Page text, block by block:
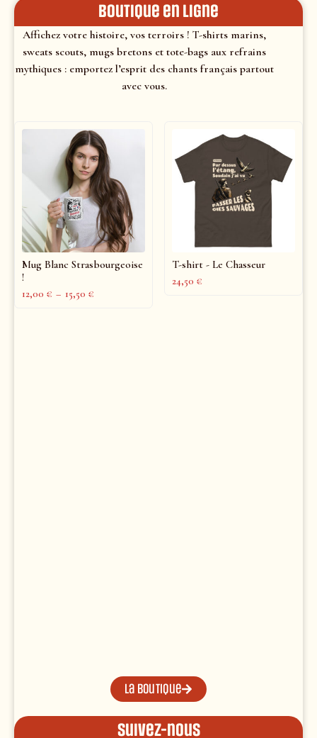
Boutique en ligne
Affichez votre histoire, vos terroirs ! T-shirts marins,
sweats scouts, mugs bretons et tote-bags aux refrains
mythiques : emportez l’esprit des chants français partout
avec vous.
Mug Blanc Strasbourgeoise
!
12,00 € – 15,50 €
T-shirt - Le Chasseur
24,50 €
La boutique
Suivez-nous